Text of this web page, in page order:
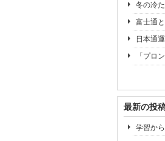
冬の冷
富士通
日本通
「プロ
最新の投
学習か